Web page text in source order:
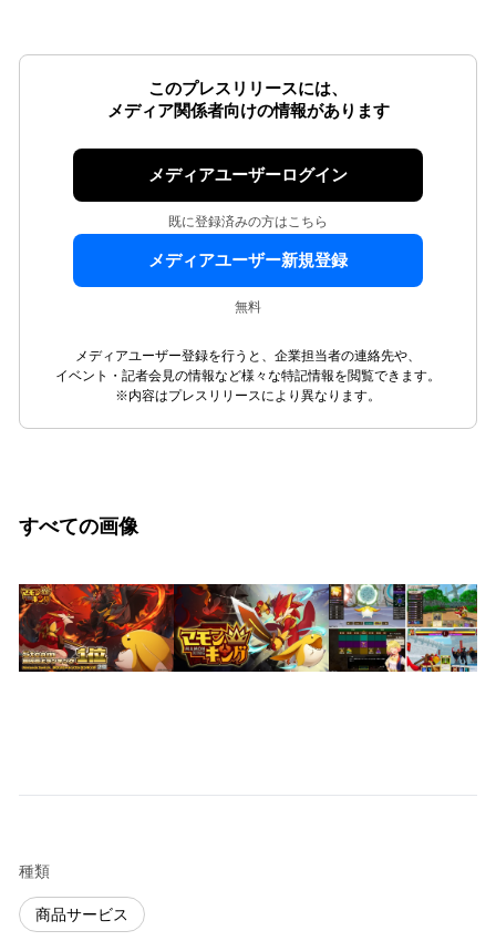
このプレスリリースには、
メディア関係者向けの情報があります
メディアユーザーログイン
既に登録済みの方はこちら
メディアユーザー新規登録
無料
メディアユーザー登録を行うと、企業担当者の連絡先や、
イベント・記者会見の情報など様々な特記情報を閲覧できます。
※内容はプレスリリースにより異なります。
すべての画像
種類
商品サービス